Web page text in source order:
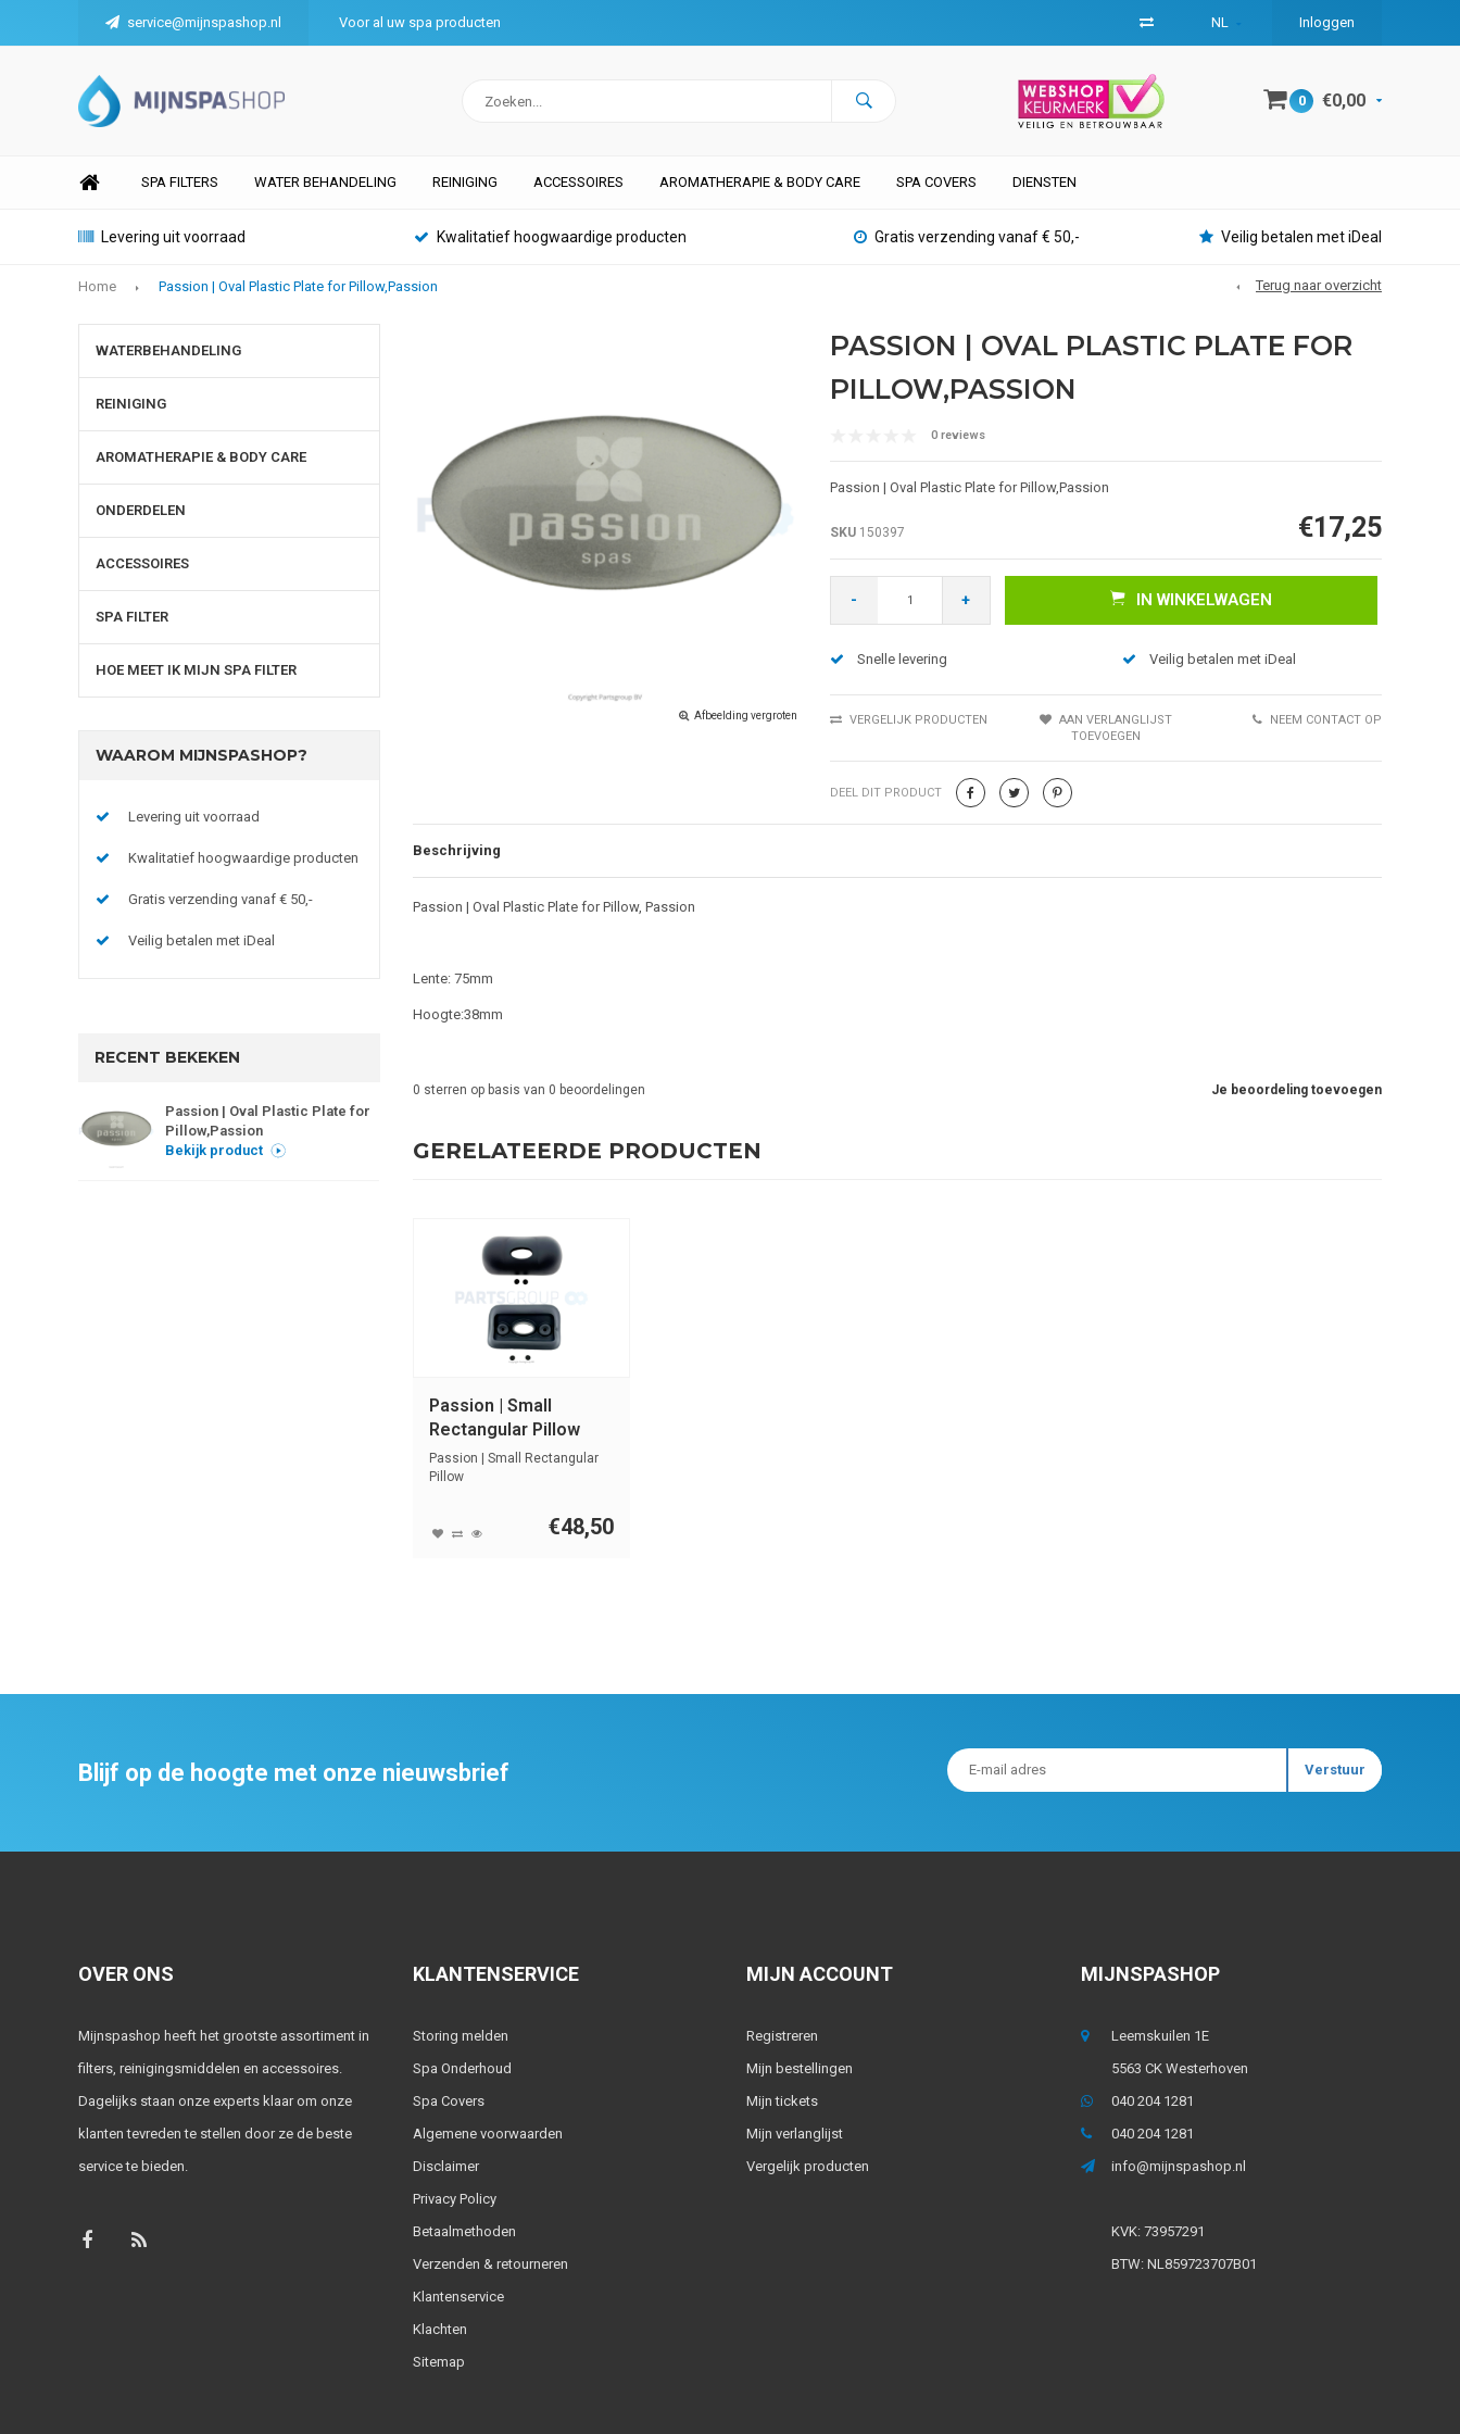
service@mijnspashop.nl Voor al uw spa producten NL Inloggen
0 €0,00
SPA FILTERS WATER BEHANDELING REINIGING ACCESSOIRES AROMATHERAPIE & BODY CARE SPA COVERS DIENSTEN
Levering uit voorraad Kwalitatief hoogwaardige producten Gratis verzending vanaf € 50,- Veilig betalen met iDeal
Home Passion | Oval Plastic Plate for Pillow,Passion Terug naar overzicht
WATERBEHANDELING
REINIGING
AROMATHERAPIE & BODY CARE
ONDERDELEN
ACCESSOIRES
SPA FILTER
HOE MEET IK MIJN SPA FILTER
WAAROM MIJNSPASHOP?
Levering uit voorraad
Kwalitatief hoogwaardige producten
Gratis verzending vanaf € 50,-
Veilig betalen met iDeal
RECENT BEKEKEN
Passion | Oval Plastic Plate for
Pillow,Passion
Bekijk product
Afbeelding vergroten
PASSION | OVAL PLASTIC PLATE FOR
PILLOW,PASSION
0 reviews
Passion | Oval Plastic Plate for Pillow,Passion
SKU150397 €17,25
- + IN WINKELWAGEN
Snelle levering Veilig betalen met iDeal
VERGELIJK PRODUCTEN
AAN VERLANGLIJST
TOEVOEGEN
NEEM CONTACT OP
DEEL DIT PRODUCT
Beschrijving
Passion | Oval Plastic Plate for Pillow, Passion
Lente: 75mm
Hoogte:38mm
Je beoordeling toevoegen
0 sterren op basis van 0 beoordelingen
GERELATEERDE PRODUCTEN
Passion | Small
Rectangular Pillow
Passion | Small Rectangular
Pillow
€48,50
Blijf op de hoogte met onze nieuwsbrief
OVER ONS
Mijnspashop heeft het grootste assortiment in
filters, reinigingsmiddelen en accessoires.
Dagelijks staan onze experts klaar om onze
klanten tevreden te stellen door ze de beste
service te bieden.
KLANTENSERVICE
Storing melden
Spa Onderhoud
Spa Covers
Algemene voorwaarden
Disclaimer
Privacy Policy
Betaalmethoden
Verzenden & retourneren
Klantenservice
Klachten
Sitemap
MIJN ACCOUNT
Registreren
Mijn bestellingen
Mijn tickets
Mijn verlanglijst
Vergelijk producten
MIJNSPASHOP
Leemskuilen 1E
5563 CK Westerhoven
040 204 1281
040 204 1281
info@mijnspashop.nl
KVK: 73957291
BTW: NL859723707B01